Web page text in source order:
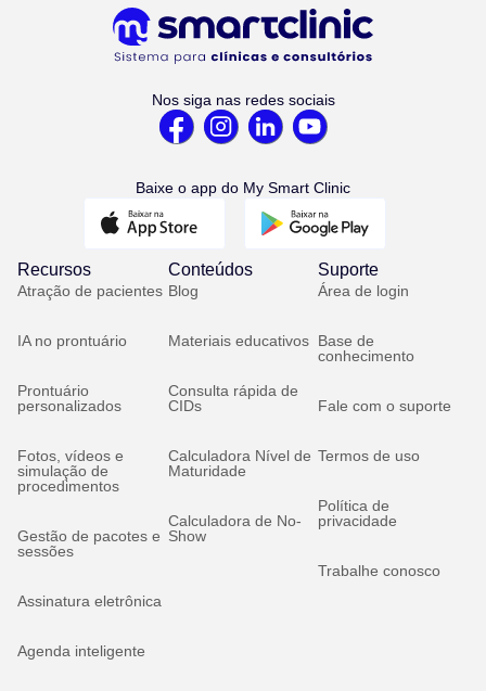
Nos siga nas redes sociais
Baixe o app do My Smart Clinic
Recursos
Atração de pacientes
IA no prontuário
Prontuário
personalizados
Fotos, vídeos e
simulação de
procedimentos
Gestão de pacotes e
sessões
Assinatura eletrônica
Agenda inteligente
Conteúdos
Blog
Materiais educativos
Consulta rápida de
CIDs
Calculadora Nível de
Maturidade
Calculadora de No-
Show
Suporte
Área de login
Base de
conhecimento
Fale com o suporte
Termos de uso
Política de
privacidade
Trabalhe conosco